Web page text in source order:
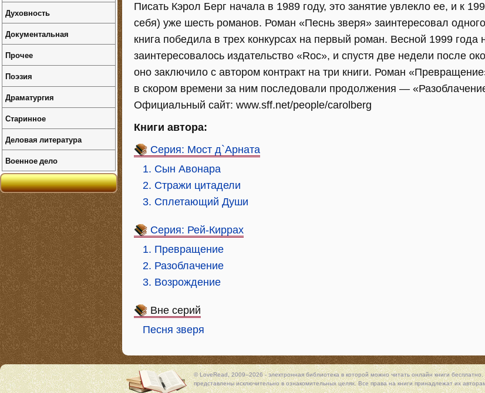
Писать Кэрол Берг начала в 1989 году, это занятие увлекло ее, и к
себя) уже шесть романов. Роман «Песнь зверя» заинтересовал
книга победила в трех конкурсах на первый роман. Весной 1999 года
заинтересовалось издательство «Roc», и спустя две недели после
оно заключило с автором контракт на три книги. Роман
в скором времени за ним последовали продолжения —
Официальный сайт: www.sff.net/people/carolberg
Книги автора:
Серия: Мост д`Арната
1. Сын Авонара
2. Стражи цитадели
3. Сплетающий Души
Серия: Рей-Киррах
1. Превращение
2. Разоблачение
3. Возрождение
Вне серий
Песня зверя
Духовность
Документальная
Прочее
Поэзия
Драматургия
Старинное
Деловая литература
Военное дело
© LoveRead, 2009–2026 - электронная библиотека в которой можночитать онлайн книгибесплатно.
представлены исключительно в ознакомительных целях. Все права на книги принадлежат их